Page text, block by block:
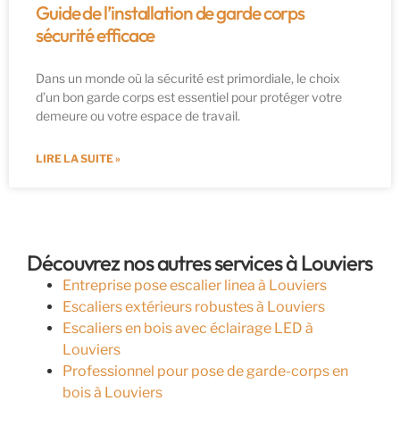
Guide de l’installation de garde corps
sécurité efficace
Dans un monde où la sécurité est primordiale, le choix
d’un bon garde corps est essentiel pour protéger votre
demeure ou votre espace de travail.
LIRE LA SUITE »
Découvrez nos autres services à Louviers
Entreprise pose escalier linea à Louviers
Escaliers extérieurs robustes à Louviers
Escaliers en bois avec éclairage LED à
Louviers
Professionnel pour pose de garde-corps en
bois à Louviers